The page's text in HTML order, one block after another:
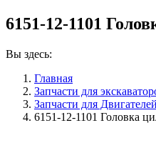
6151-12-1101
Вы здесь:
Главная
Запчасти для
Запчасти для
6151-12-1101 Головка